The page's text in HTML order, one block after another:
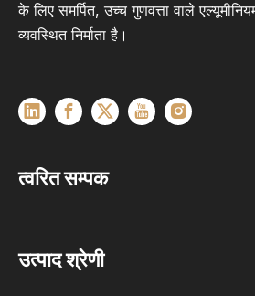
के लिए समर्पित, उच्च गुणवत्ता वाले
व्यवस्थित निर्माता है।
त्वरित सम्पक
उत्पाद श्रेणी